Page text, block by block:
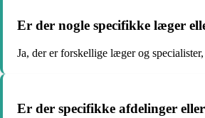
Er der nogle specifikke læger
Ja, der er forskellige læger og
Er der specifikke afdelinger